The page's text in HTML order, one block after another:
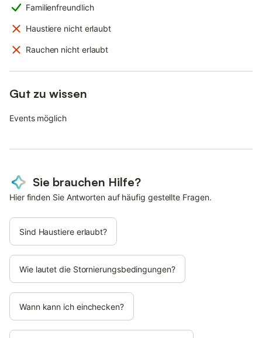
Familienfreundlich
Haustiere nicht erlaubt
Rauchen nicht erlaubt
Gut zu wissen
Events möglich
Sie brauchen Hilfe?
Hier finden Sie Antworten auf häufig gestellte Fragen.
Sind Haustiere erlaubt?
Wie lautet die Stornierungsbedingungen?
Wann kann ich einchecken?